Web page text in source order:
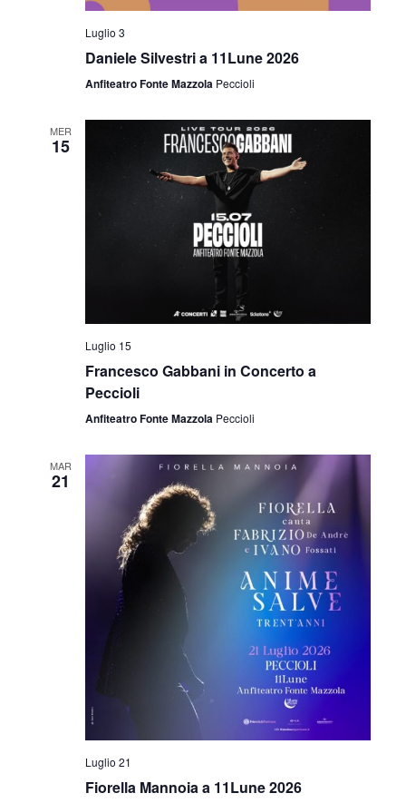
Luglio 3
Daniele Silvestri a 11Lune 2026
Anfiteatro Fonte Mazzola Peccioli
MER
15
Luglio 15
Francesco Gabbani in Concerto a
Peccioli
Anfiteatro Fonte Mazzola Peccioli
MAR
21
Luglio 21
Fiorella Mannoia a 11Lune 2026